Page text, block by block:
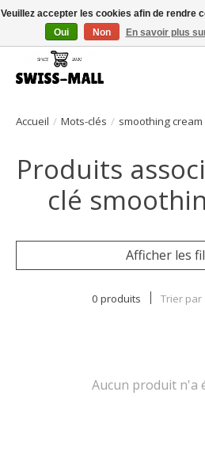
Livraison gratuite dès CHF 250 – livrée avec
Accueil / Mots-clés / smoothing cream
Produits
clé
Afficher les
0 produits Trier par
Aucun produit n'a
Veuillez accepter les cookies afin de rendre
Oui
Non En savoir plus